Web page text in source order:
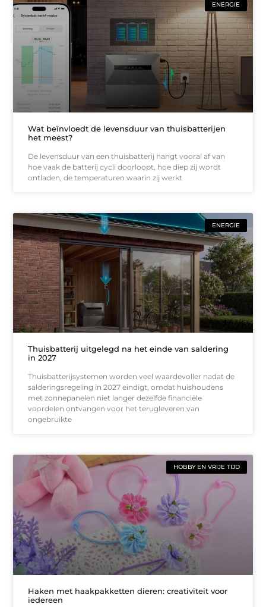
ENERGIE
Wat beïnvloedt de levensduur van thuisbatterijen
het meest?
De levensduur van een thuisbatterij hangt vooral af van
hoe vaak de batterij cycli doorloopt, hoe diep zij wordt
ontladen, de temperaturen waarin zij werkt
ENERGIE
Thuisbatterij uitgelegd na het einde van saldering
in 2027
Thuisbatterijsystemen worden veel waardevoller nadat de
salderingsregeling in 2027 eindigt, omdat huishoudens
met zonnepanelen niet langer dezelfde financiële
voordelen ontvangen voor het terugleveren van
ongebruikte
HOBBY EN VRIJE TIJD
Haken met haakpakketten dieren: creativiteit voor
iedereen